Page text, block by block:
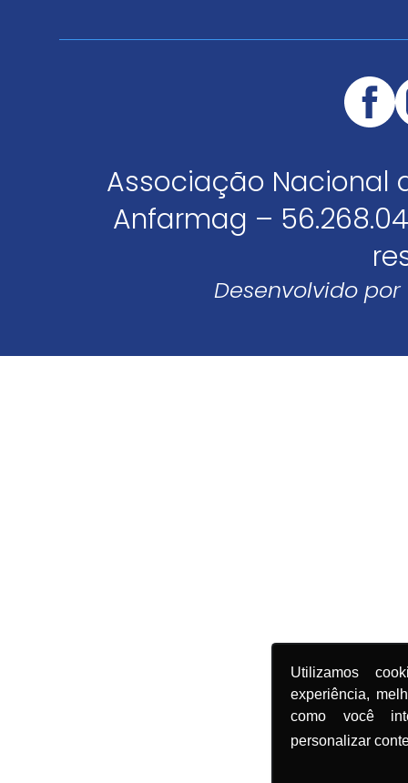
Utilizamos
experiência,
como você
personalizar
Associação Nacional
Anfarmag –
Desenvolvido por